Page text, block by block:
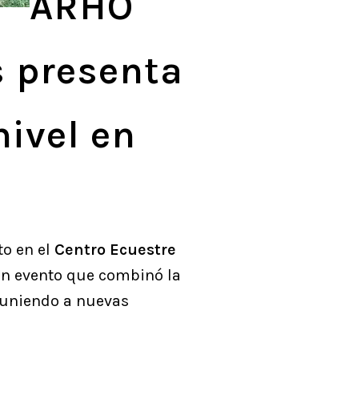
presenta
en
en el Centro Ecuestre
evento que combinó la
a nuevas